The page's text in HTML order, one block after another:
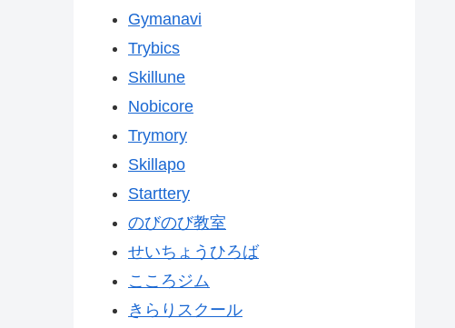
Gymanavi
Trybics
Skillune
Nobicore
Trymory
Skillapo
Starttery
のびのび教室
せいちょうひろば
こころジム
きらりスクール